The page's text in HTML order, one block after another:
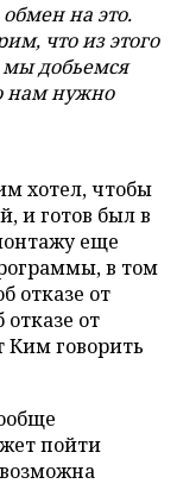
на это.
что из этого
мы добьемся
нам нужно
хотел, чтобы
и готов был в
еще
в том
отказе от
от
Ким говорить
пойти